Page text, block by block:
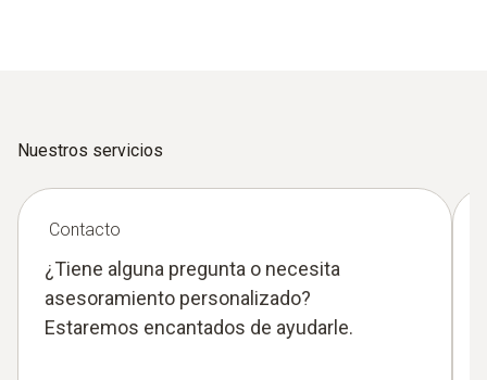
Nuestros servicios
Contacto
¿Tiene alguna pregunta o necesita
asesoramiento personalizado?
Estaremos encantados de ayudarle.